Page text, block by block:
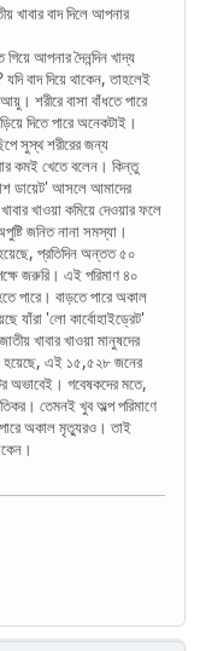
খাবার বাদ দিলে আপনার
আপনার দৈনন্দিন খাদ্য
যদি বাদ দিয়ে থাকেন, তাহলেই
শরীরে বাসা বাঁধতে পারে
দিতে পারে অনেকটাই।
সুস্থ শরীরের জন্য
কমই খেতে বলেন। কিন্তু
ডায়েট' আসলে আমাদের
খাওয়া কমিয়ে দেওয়ার ফলে
জনিত নানা সমস্যা।
প্রতিদিন অন্তত ৫০
জরুরি। এই পরিমাণ ৪০
পারে। বাড়তে পারে অকাল
যাঁরা 'লো কার্বোহাইড্রেট'
খাবার খাওয়া মানুষদের
হয়েছে, এই ১৫,৫২৮ জনের
অভাবেই। গবেষকদের মতে,
তেমনই খুব অল্প পরিমাণে
পারে অকাল মৃত্যুরও। তাই